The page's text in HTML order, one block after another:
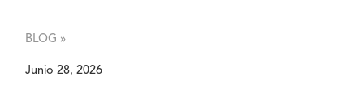
BLOG »
Junio 28, 2026